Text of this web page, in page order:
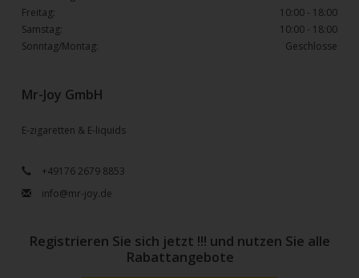
Mr-Joy GmbH
E-zigaretten & E-liquids
+49176 2679 8853
info@mr-joy.de
Freitag:
10:00 - 18:00
Samstag:
10:00 - 18:00
Sonntag/Montag:
Geschlosse
Registrieren Sie sich jetzt !!! und nutzen Sie alle
Rabattangebote